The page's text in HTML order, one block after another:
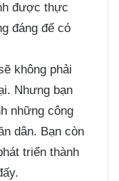
được thực
đáng để có
không phải
Nhưng bạn
những công
dân. Bạn còn
triển thành